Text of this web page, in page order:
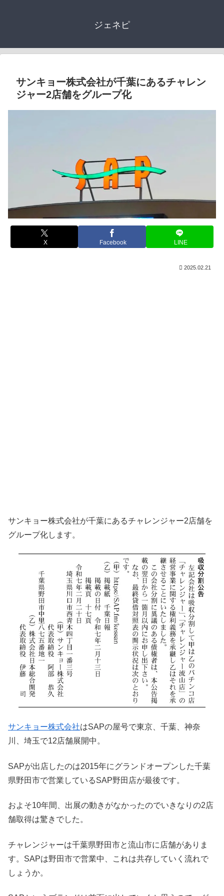
ジェネピ
サンキョー株式会社が千葉にあるチャレン
ジャー2店舗をグループ化
X Facebook LINE
2025.02.21
サンキョー株式会社が千葉にあるチャレンジャー2店舗を
グループ化します。
サンキョー株式会社はSAPの屋号で東京、千葉、神奈
川、埼玉で12店舗展開中。
SAPが出店したのは2015年にグランドオープンした千葉
県野田市で営業しているSAP野田店が最後です。
およそ10年間、出展の動きがなかったのでいきなりの2店
舗取得は驚きでした。
チャレンジャーは千葉県野田市と流山市に店舗がありま
す。SAPは野田市で営業中、これは共存していく流れで
しょうか。